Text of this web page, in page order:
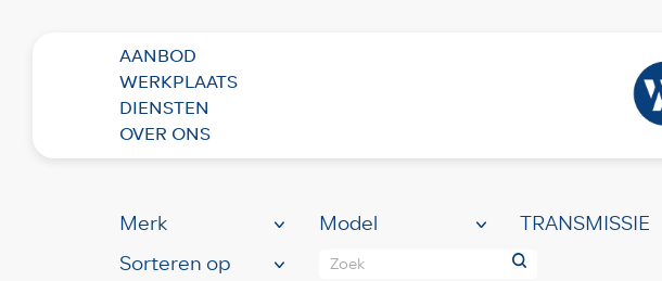
AANBOD
WERKPLAATS
DIENSTEN
OVER ONS
BEKIJK HIER ONS
(85)
Zoek